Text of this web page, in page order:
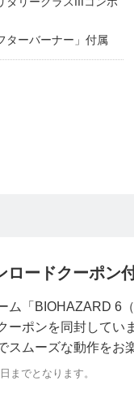
ターバーナー」付属
ロードクーポン
「BIOHAZARD 6
ーポンを同封してい
ムーズな動作をお
までとなります。